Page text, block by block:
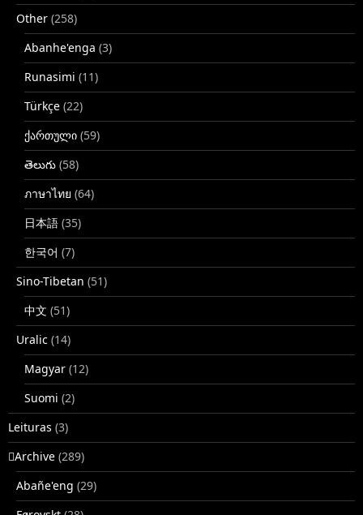
Other (258)
Abanhe'enga (3)
Runasimi (11)
Türkçe (22)
ქართული (59)
తెలుగు (58)
ภาษาไทย (64)
日本語 (35)
한국어 (7)
Sino-Tibetan (51)
中文 (51)
Uralic (14)
Magyar (12)
Suomi (2)
Leituras (3)
􏿽Archive (289)
Abañe'eng (29)